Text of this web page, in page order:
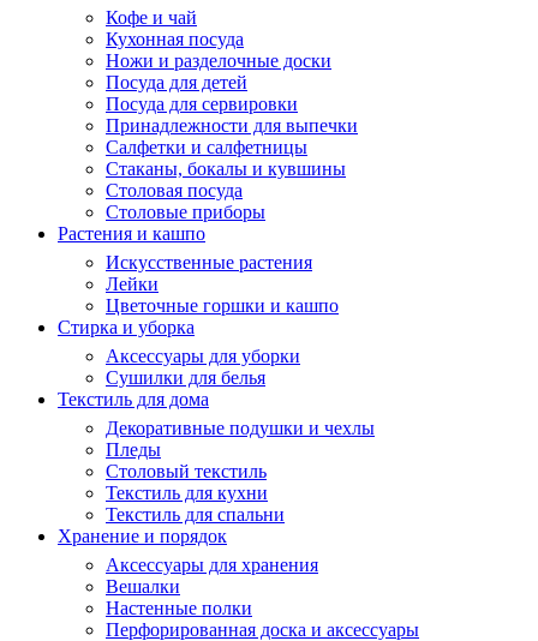
Кофе и чай
Кухонная посуда
Ножи и разделочные доски
Посуда для детей
Посуда для сервировки
Принадлежности для выпечки
Салфетки и салфетницы
Стаканы, бокалы и кувшины
Столовая посуда
Столовые приборы
Растения и кашпо
Искусственные растения
Лейки
Цветочные горшки и кашпо
Стирка и уборка
Аксессуары для уборки
Сушилки для белья
Текстиль для дома
Декоративные подушки и чехлы
Пледы
Столовый текстиль
Текстиль для кухни
Текстиль для спальни
Хранение и порядок
Аксессуары для хранения
Вешалки
Настенные полки
Перфорированная доска и аксессуары